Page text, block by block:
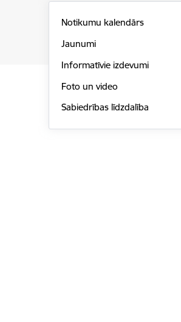
Notikumu kalendārs
Jaunumi
Informatīvie izdevumi
Foto un video
Sabiedrības līdzdalība